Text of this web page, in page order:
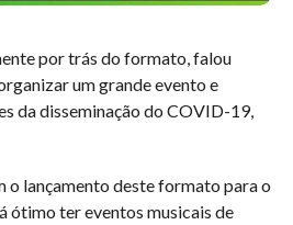
por trás do formato, falou
um grande evento e
da disseminação do COVID-19,
o lançamento deste formato para o
ótimo ter eventos musicais de